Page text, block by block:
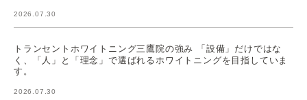
2026.07.30
トランセントホワイトニング三鷹院の強み 「設備」だけではな
く、「人」と「理念」で選ばれるホワイトニングを目指していま
す。
2026.07.30